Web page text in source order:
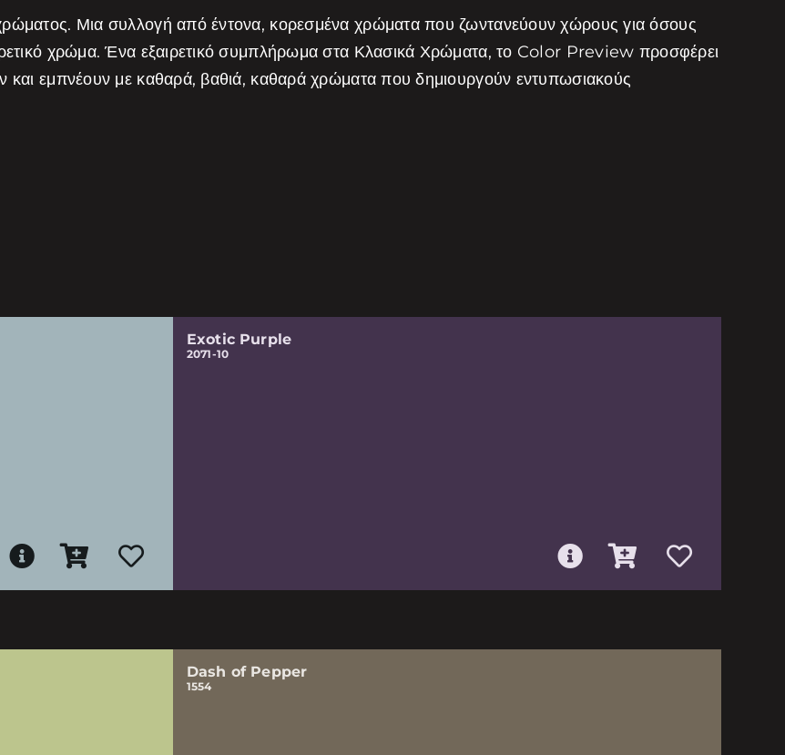
Μια συλλογή από έντονα, κορεσμένα χρώματα που ζωντανεύουν χώρους για όσους
χρώμα. Ένα εξαιρετικό συμπλήρωμα στα Κλασικά Χρώματα, το Color Preview προσφέρει
και εμπνέουν με καθαρά, βαθιά, καθαρά χρώματα που δημιουργούν εντυπωσιακούς
Exotic Purple
2071-10
Dash of Pepper
1554